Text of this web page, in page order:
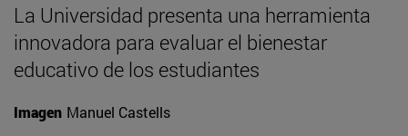
La Universidad presenta una herramienta
innovadora para evaluar el bienestar
educativo de los estudiantes
Imagen Manuel Castells